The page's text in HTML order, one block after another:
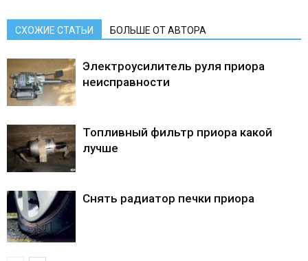
СХОЖИЕ СТАТЬИ БОЛЬШЕ ОТ АВТОРА
Электроусилитель руля приора
неисправности
Топливный фильтр приора какой
лучше
Снять радиатор печки приора